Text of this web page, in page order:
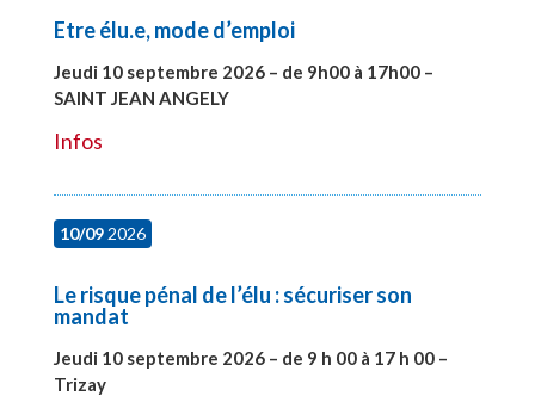
Etre élu.e, mode d’emploi
Jeudi 10 septembre 2026 – de 9h00 à 17h00 –
SAINT JEAN ANGELY
Infos
10/092026
Le risque pénal de l’élu : sécuriser son
mandat
Jeudi 10 septembre 2026 – de 9 h 00 à 17 h 00 –
Trizay